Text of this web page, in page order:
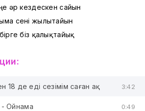
әр кездескен сайын
сені жылытайын
біз қалықтайық
18 де едің сезімім саған ақ 3:42
- Ойнама 0:49